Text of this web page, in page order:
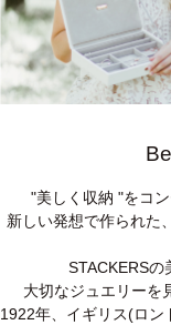
"美しく収納 "をコ
新しい発想で作られた
STACKERSの
大切なジュエリーを
1922年、イギリス(ロン